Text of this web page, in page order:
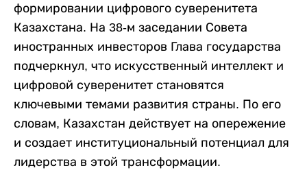
формировании цифрового суверенитета
Казахстана. На 38-м заседании Совета
иностранных инвесторов Глава государства
подчеркнул, что искусственный интеллект и
цифровой суверенитет становятся
ключевыми темами развития страны. По его
словам, Казахстан действует на опережение
и создает институциональный потенциал для
лидерства в этой трансформации.